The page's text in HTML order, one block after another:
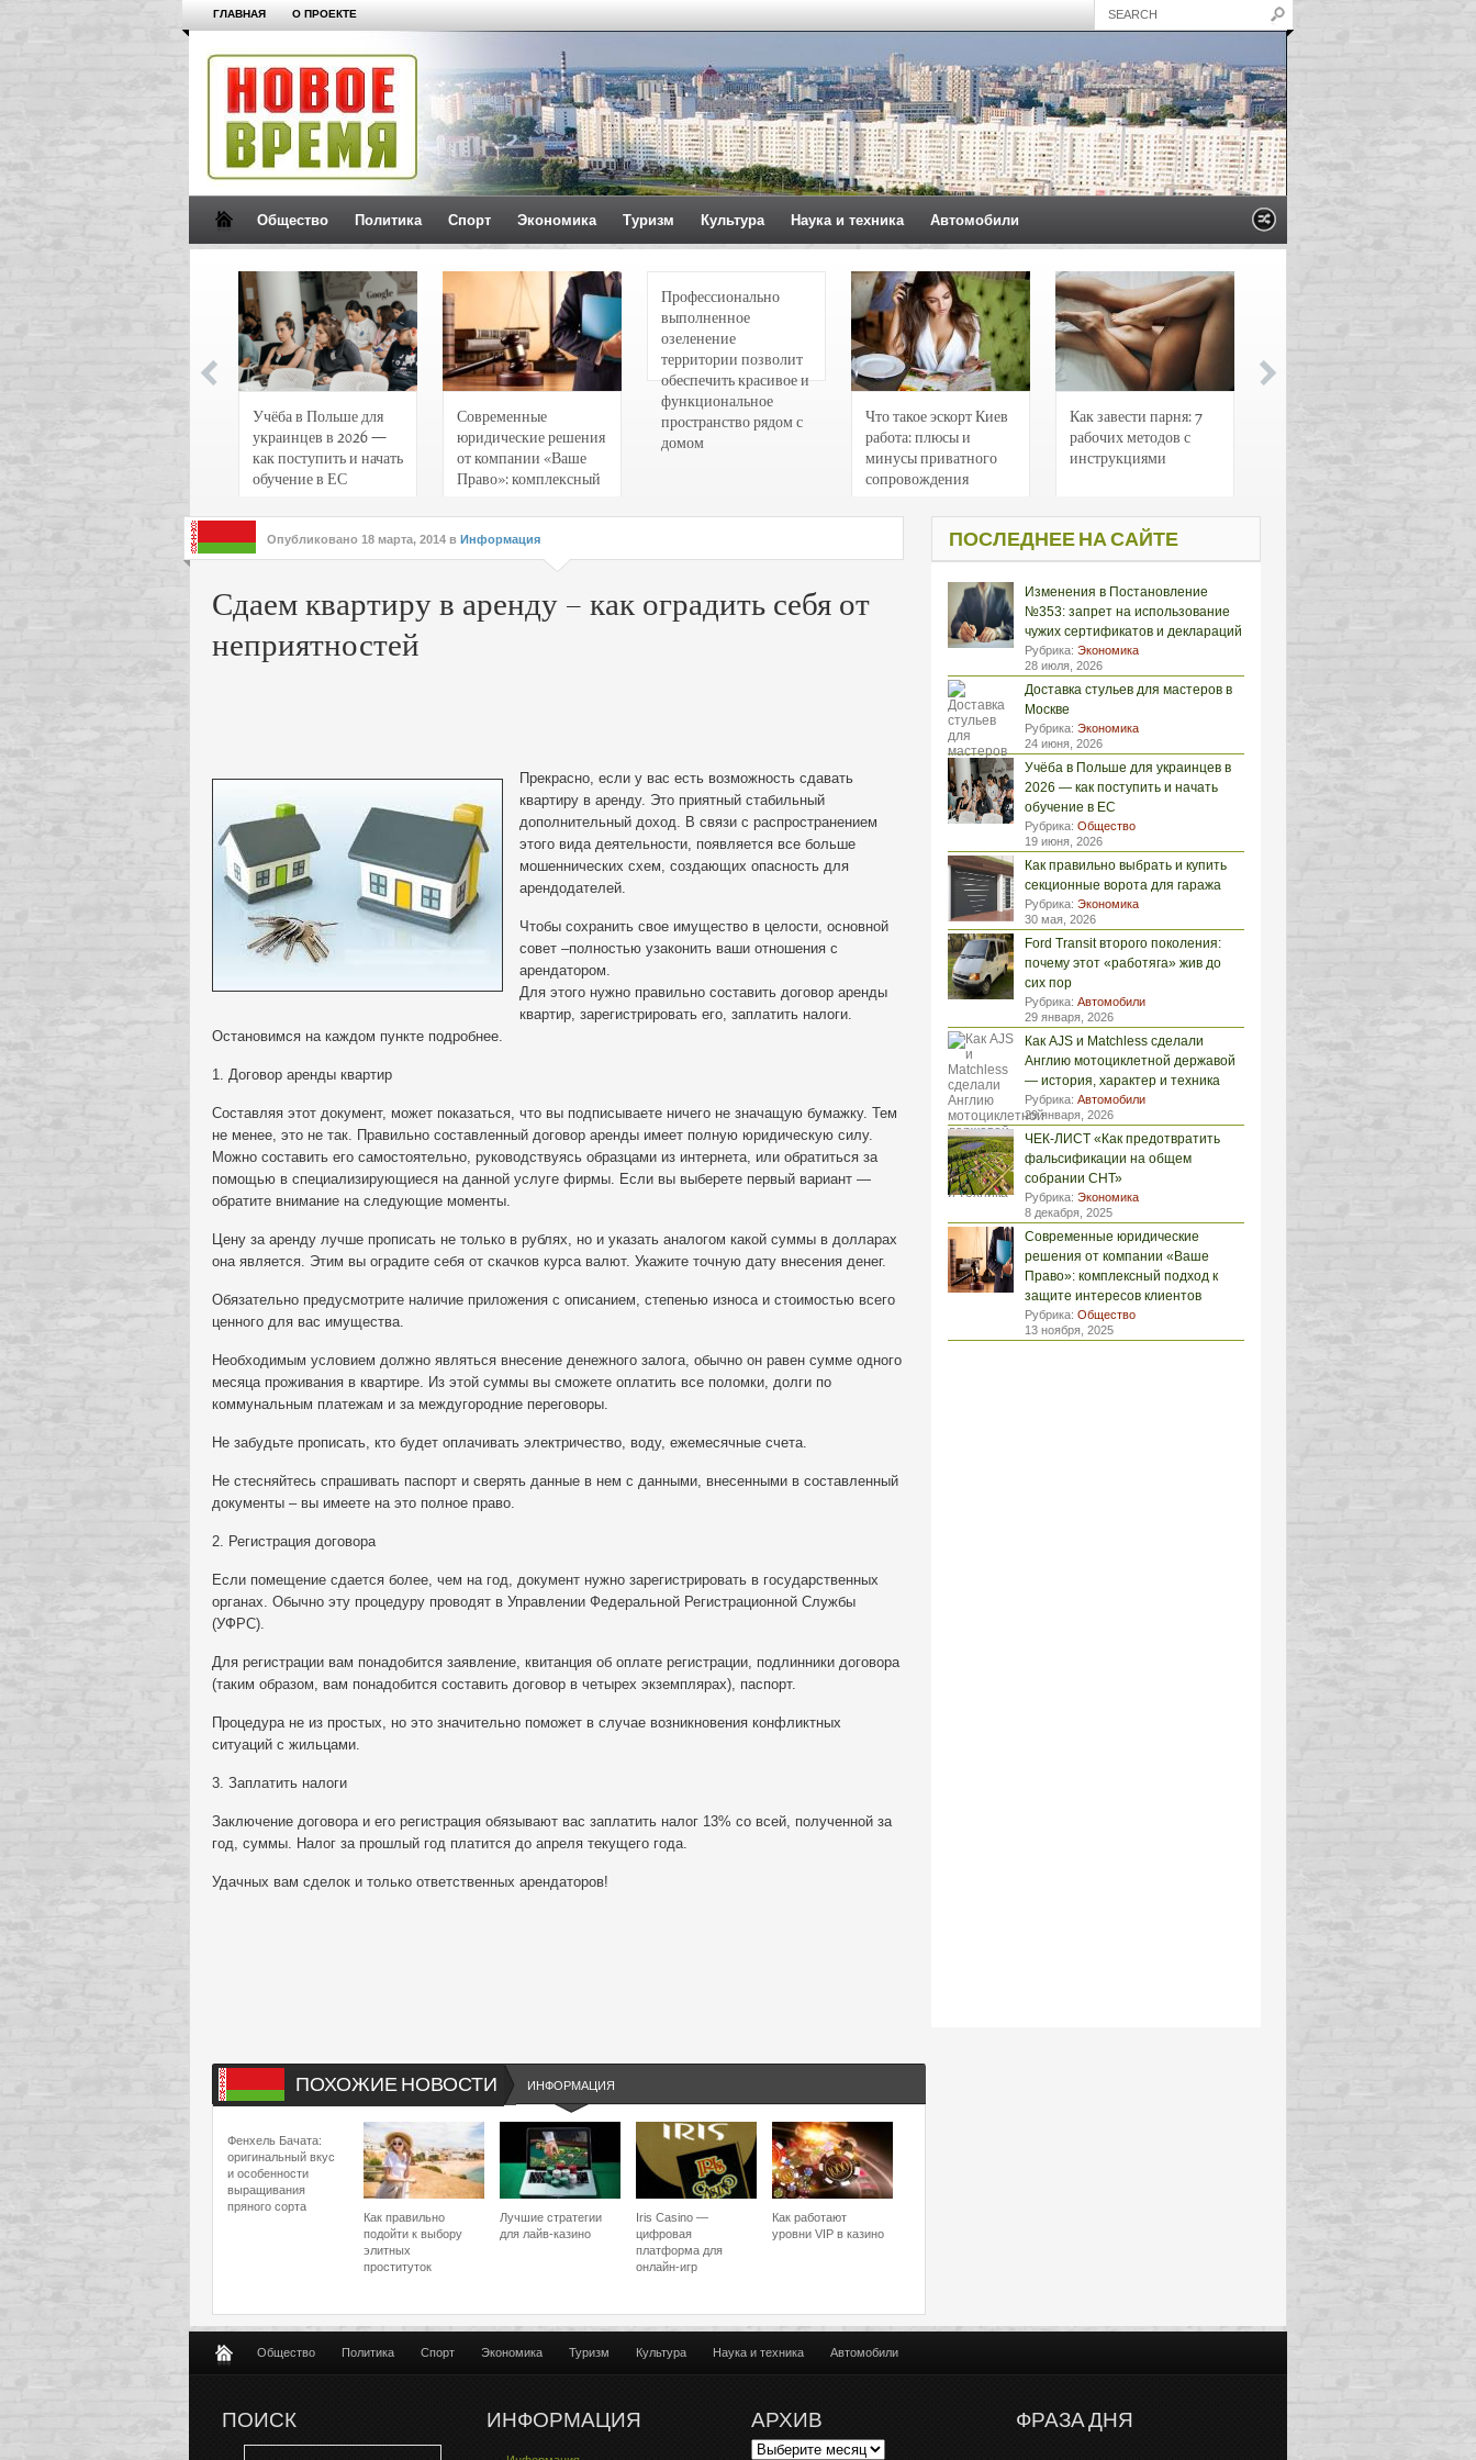
ГЛАВНАЯ О ПРОЕКТЕ
Общество Политика Спорт Экономика Туризм Культура Наука и техника Автомобили
Учёба в Польше для
украинцев в 2026 —
как поступить и начать
обучение в ЕС
Современные
юридические решения
от компании «Ваше
Право»: комплексный
интересов клиентов
Профессионально
выполненное
озеленение
территории позволит
обеспечить красивое и
функциональное
пространство рядом с
домом
Что такое эскорт Киев
работа: плюсы и
минусы приватного
сопровождения
Как завести парня: 7
рабочих методов с
инструкциями
Опубликовано 18 марта, 2014 в Информация
Сдаем квартиру в аренду – как оградить себя от
неприятностей
Прекрасно, если у вас есть возможность сдавать
квартиру в аренду. Это приятный стабильный
дополнительный доход. В связи с распространением
этого вида деятельности, появляется все больше
мошеннических схем, создающих опасность для
арендодателей.
Чтобы сохранить свое имущество в целости, основной
совет –полностью узаконить ваши отношения с
арендатором.
Для этого нужно правильно составить договор аренды
квартир, зарегистрировать его, заплатить налоги.
Остановимся на каждом пункте подробнее.
1. Договор аренды квартир
Составляя этот документ, может показаться, что вы подписываете ничего не значащую бумажку. Тем
не менее, это не так. Правильно составленный договор аренды имеет полную юридическую силу.
Можно составить его самостоятельно, руководствуясь образцами из интернета, или обратиться за
помощью в специализирующиеся на данной услуге фирмы. Если вы выберете первый вариант —
обратите внимание на следующие моменты.
Цену за аренду лучше прописать не только в рублях, но и указать аналогом какой суммы в долларах
она является. Этим вы оградите себя от скачков курса валют. Укажите точную дату внесения денег.
Обязательно предусмотрите наличие приложения с описанием, степенью износа и стоимостью всего
ценного для вас имущества.
Необходимым условием должно являться внесение денежного залога, обычно он равен сумме одного
месяца проживания в квартире. Из этой суммы вы сможете оплатить все поломки, долги по
коммунальным платежам и за междугородние переговоры.
Не забудьте прописать, кто будет оплачивать электричество, воду, ежемесячные счета.
Не стесняйтесь спрашивать паспорт и сверять данные в нем с данными, внесенными в составленный
документы – вы имеете на это полное право.
2. Регистрация договора
Если помещение сдается более, чем на год, документ нужно зарегистрировать в государственных
органах. Обычно эту процедуру проводят в Управлении Федеральной Регистрационной Службы
(УФРС).
Для регистрации вам понадобится заявление, квитанция об оплате регистрации, подлинники договора
(таким образом, вам понадобится составить договор в четырех экземплярах), паспорт.
Процедура не из простых, но это значительно поможет в случае возникновения конфликтных
ситуаций с жильцами.
3. Заплатить налоги
Заключение договора и его регистрация обязывают вас заплатить налог 13% со всей, полученной за
год, суммы. Налог за прошлый год платится до апреля текущего года.
Удачных вам сделок и только ответственных арендаторов!
ПОХОЖИЕ НОВОСТИ ИНФОРМАЦИЯ
Фенхель Бачата:
оригинальный вкус
и особенности
выращивания
пряного сорта
Как правильно
подойти к выбору
элитных
проституток
Лучшие стратегии
для лайв-казино
Iris Casino —
цифровая
платформа для
онлайн-игр
Как работают
уровни VIP в казино
ПОСЛЕДНЕЕ НА САЙТЕ
Изменения в Постановление
№353: запрет на использование
чужих сертификатов и деклараций
Рубрика: Экономика
28 июля, 2026
Доставка стульев для мастеров в
Москве
Рубрика: Экономика
24 июня, 2026
Учёба в Польше для украинцев в
2026 — как поступить и начать
обучение в ЕС
Рубрика: Общество
19 июня, 2026
Как правильно выбрать и купить
секционные ворота для гаража
Рубрика: Экономика
30 мая, 2026
Ford Transit второго поколения:
почему этот «работяга» жив до
сих пор
Рубрика: Автомобили
29 января, 2026
Как AJS и Matchless сделали
Англию мотоциклетной державой
— история, характер и техника
Рубрика: Автомобили
29 января, 2026
ЧЕК-ЛИСТ «Как предотвратить
фальсификации на общем
собрании СНТ»
Рубрика: Экономика
8 декабря, 2025
Современные юридические
решения от компании «Ваше
Право»: комплексный подход к
защите интересов клиентов
Рубрика: Общество
13 ноября, 2025
Общество Политика Спорт Экономика Туризм Культура Наука и техника Автомобили
ПОИСК ИНФОРМАЦИЯ АРХИВ ФРАЗА ДНЯ